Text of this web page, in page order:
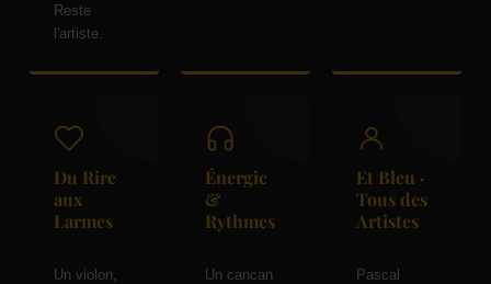
Reste
l'artiste.
Du Rire
aux
Larmes
Un violon,
Énergie
&
Rythmes
Un cancan
Et Bleu ·
Tous des
Artistes
Pascal